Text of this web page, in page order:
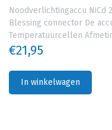
Noodverlichtingaccu NiCd
Blessing connector De
Temperatuurcellen
€21,95
In winkelwagen